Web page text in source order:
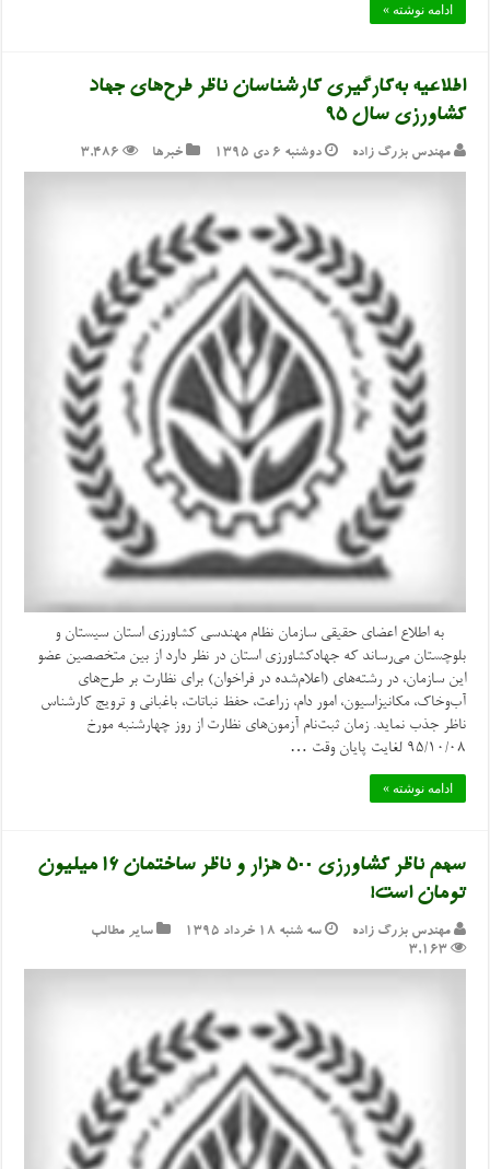
ادامه نوشته »
اطلاعیه به‌کارگیری کارشناسان ناظر طرح‌های جهاد
کشاورزی سال ۹۵
مهندس بزرگ زاده دوشنبه ۶ دی ۱۳۹۵ خبرها 3,486
به اطلاع اعضای حقیقی سازمان نظام مهندسی کشاورزی استان سیستان و
بلوچستان می‌رساند که جهادکشاورزی استان در نظر دارد از بین متخصصین عضو
این سازمان، در رشته‌های (اعلام‌شده در فراخوان) برای نظارت بر طرح‌های
آب‌وخاک، مکانیزاسیون، امور دام، زراعت، حفظ نباتات، باغبانی و ترویج کارشناس
ناظر جذب نماید. زمان ثبت‌نام آزمون‌های نظارت از روز چهارشنبه مورخ
۹۵/۱۰/۰۸ لغایت پایان وقت …
ادامه نوشته »
سهم ناظر کشاورزی ۵۰۰ هزار و ناظر ساختمان ۱۶ میلیون
تومان است!
مهندس بزرگ زاده سه شنبه ۱۸ خرداد ۱۳۹۵
سایر مطالب
3,163